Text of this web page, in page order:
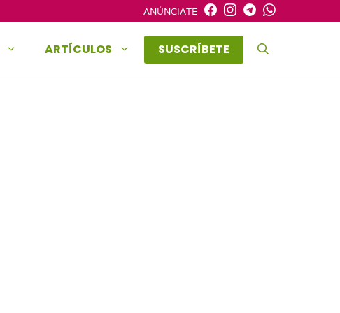
ANÚNCIATE
ARTÍCULOS SUSCRÍBETE